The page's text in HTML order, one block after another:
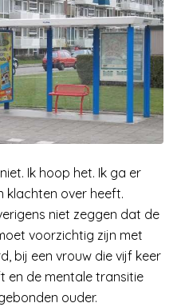
Ik hoop het. Ik ga er
klachten over heeft.
niet zeggen dat de
voorzichtig zijn met
bij een vrouw die vijf keer
en de mentale transitie
ouder.